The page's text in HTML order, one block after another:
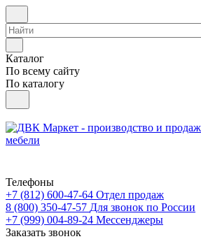
Каталог
По всему сайту
По каталогу
Телефоны
+7 (812) 600-47-64 Отдел продаж
8 (800) 350-47-57 Для звонок по России
+7 (999) 004-89-24 Мессенджеры
Заказать звонок